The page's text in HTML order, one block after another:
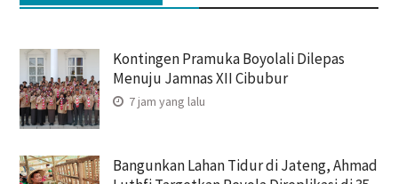
Kontingen Pramuka Boyolali Dilepas
Menuju Jamnas XII Cibubur
7 jam yang lalu
Bangunkan Lahan Tidur di Jateng, Ahmad